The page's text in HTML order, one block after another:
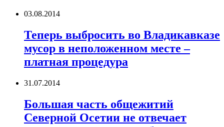
03.08.2014
Теперь выбросить во Владикавказе
мусор в неположенном месте –
платная процедура
31.07.2014
Большая часть общежитий
Северной Осетии не отвечает